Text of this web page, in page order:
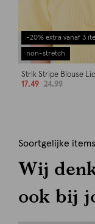
-20% extra vanaf 3
non-stretch
Strik Stripe Blouse
17.49
24.99
Soortgelijke items
Wij
ook bij